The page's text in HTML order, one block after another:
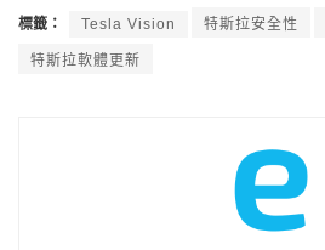
標籤： Tesla Vision 特斯拉安全性
特斯拉軟體更新